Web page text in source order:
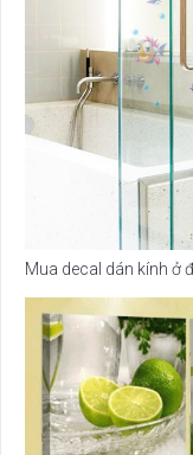
Mua decal dán kính ở